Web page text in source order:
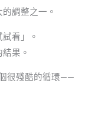
調整之一。
看」。
果。
很殘酷的循環——